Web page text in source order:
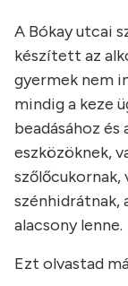
A Bókay utcai
készített az
gyermek nem
mindig a keze
beadásához és
eszközöknek,
szőlőcukornak,
szénhidrátnak,
alacsony lenne.
Ezt olvastad